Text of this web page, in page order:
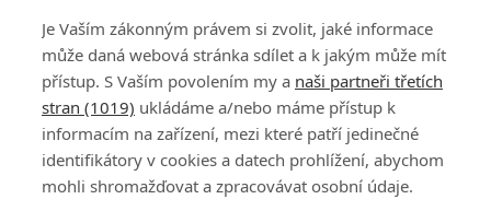
PŘIHLÁSIT
REGISTROVAT
DISKUZE
Je Vaším zákonným právem si zvolit, jaké informace
může daná webová stránka sdílet a k jakým může mít
přístup. S Vaším povolením my a naši partneři třetích
stran (1019) ukládáme a/nebo máme přístup k
informacím na zařízení, mezi které patří jedinečné
identifikátory v cookies a datech prohlížení, abychom
mohli shromažďovat a zpracovávat osobní údaje.